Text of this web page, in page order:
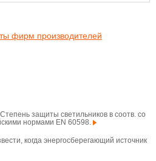
фирм производителей
защиты светильников в соотв. со
нормами EN 60598.
когда энергосберегающий источник